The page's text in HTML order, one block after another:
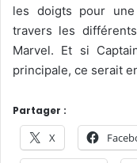
les doigts pour une
travers les
Marvel. Et si
principale, ce serait
Partager :
X